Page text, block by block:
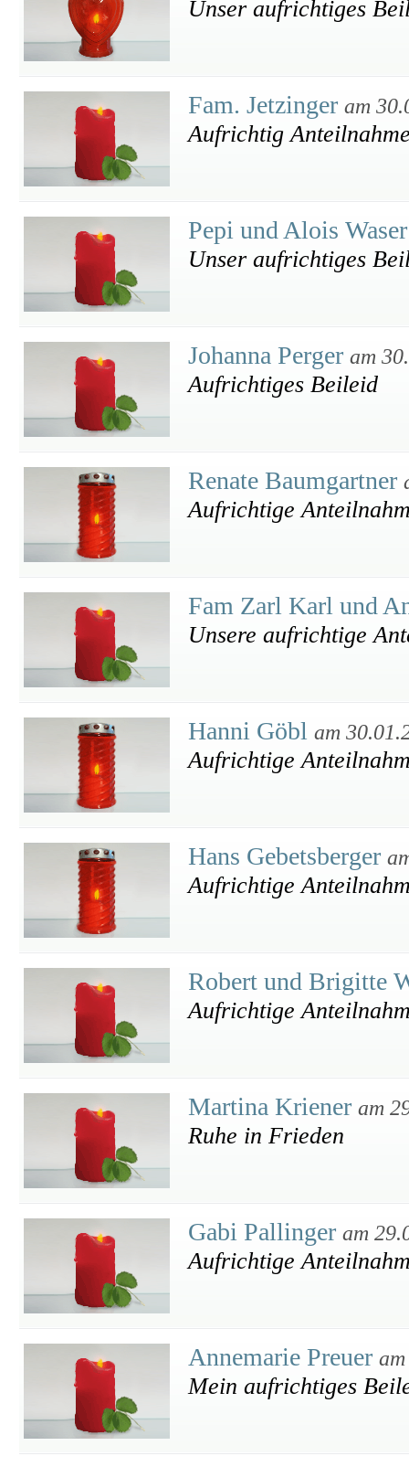
Unser aufrichtiges
Fam. Jetzinger am
Aufrichtig
Pepi und Alois
Unser aufrichtiges
Johanna Perger am
Aufrichtiges Beileid
Renate Baumgartner
Aufrichtige
Fam Zarl Karl und
Unsere aufrichtige
Hanni Göbl am
Aufrichtige
Hans Gebetsberger
Aufrichtige
Robert und Brigitte
Aufrichtige
Martina Kriener am
Ruhe in Frieden
Gabi Pallinger am
Aufrichtige
Annemarie Preuer
Mein aufrichtiges